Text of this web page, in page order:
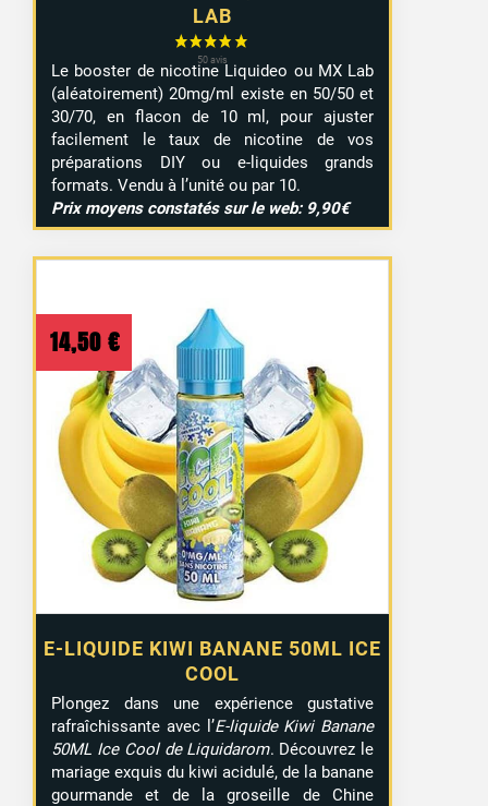
LAB
Le booster de nicotine Liquideo ou MX Lab
(aléatoirement) 20mg/ml existe en 50/50 et
30/70, en flacon de 10 ml, pour ajuster
facilement le taux de nicotine de vos
préparations DIY ou e-liquides grands
formats. Vendu à l’unité ou par 10.
Prix moyens constatés sur le web: 9,90€
E-LIQUIDE KIWI BANANE 50ML ICE
COOL
14,50 €
Plongez dans une expérience gustative
rafraîchissante avec l’E-liquide Kiwi Banane
50ML Ice Cool de Liquidarom. Découvrez le
mariage exquis du kiwi acidulé, de la banane
gourmande et de la groseille de Chine